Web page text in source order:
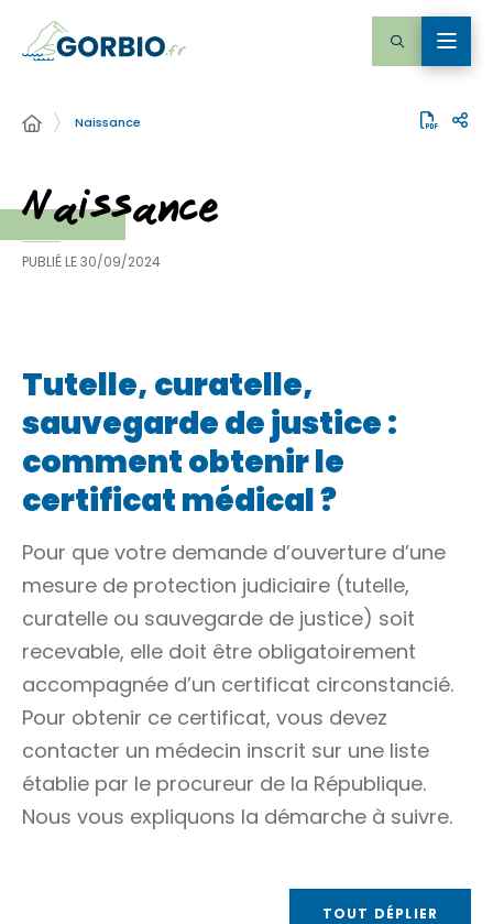
Naissance
Naissance
PUBLIÉ LE30/09/2024
Tutelle, curatelle,
sauvegarde de justice :
comment obtenir le
certificat médical ?
Pour que votre demande d’ouverture d’une
mesure de protection judiciaire (tutelle,
curatelle ou sauvegarde de justice) soit
recevable, elle doit être obligatoirement
accompagnée d’un certificat circonstancié.
Pour obtenir ce certificat, vous devez
contacter un médecin inscrit sur une liste
établie par le procureur de la République.
Nous vous expliquons la démarche à suivre.
TOUT DÉPLIER